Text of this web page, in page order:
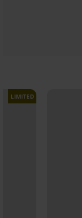
LIMITED